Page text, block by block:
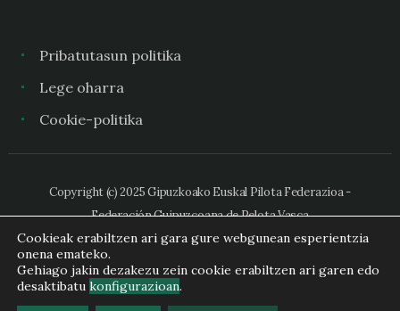
Pribatutasun politika
Lege oharra
Cookie-politika
Copyright (c) 2025 Gipuzkoako Euskal Pilota Federazioa -
Federación Guipuzcoana de Pelota Vasca
Cookieak erabiltzen ari gara gure webgunean esperientzia
onena emateko.
Gehiago jakin dezakezu zein cookie erabiltzen ari garen edo
desaktibatu konfigurazioan.